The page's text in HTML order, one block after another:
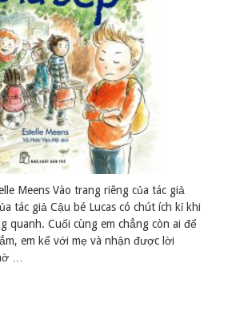
Meens Vào trang riêng của tác giả
tác giả Cậu bé Lucas có chút ích kỉ khi
quanh. Cuối cùng em chẳng còn ai để
em kể với mẹ và nhận được lời
…